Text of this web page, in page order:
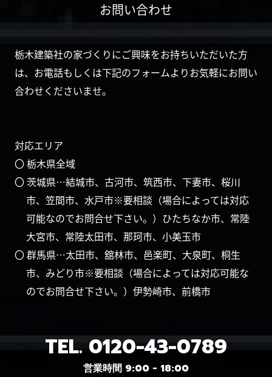
お問い合わせ
栃木建築社の家づくりにご興味をお持ちいただいた方
は、お電話もしくは下記のフォームよりお気軽にお問い
合わせくださいませ。
対応エリア
〇 栃木県全域
〇 茨城県…結城市、古河市、筑西市、下妻市、桜川
市、笠間市、水戸市※要相談（場合によっては対応
可能なのでお問合せ下さい。）ひたちなか市、常陸
大宮市、常陸太田市、那珂市、小美玉市
〇 群馬県…太田市、舘林市、邑楽町、大泉町、桐生
市、みどり市※要相談（場合によっては対応可能な
のでお問合せ下さい。）伊勢崎市、前橋市
TEL. 0120-43-0789
営業時間 9:00 - 18:00